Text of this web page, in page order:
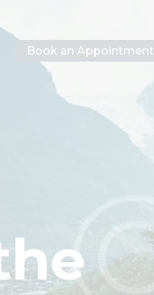
Book an Appointment